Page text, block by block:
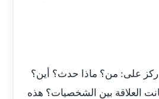
على: من؟ ماذا حدث؟ أين؟
العلاقة بين الشخصيات؟ هذه